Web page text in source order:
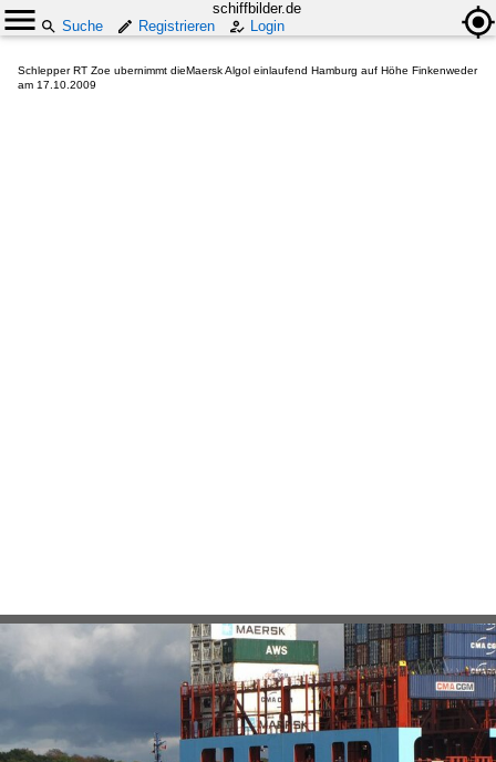
schiffbilder.de
Suche
Registrieren Login
Schlepper RT Zoe ubernimmt dieMaersk Algol einlaufend Hamburg auf Höhe Finkenweder
am 17.10.2009